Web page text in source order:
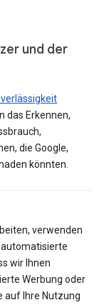
und der
das Erkennen,
die Google,
könnten.
verwenden
automatisierte
wir Ihnen
Werbung oder
auf Ihre Nutzung